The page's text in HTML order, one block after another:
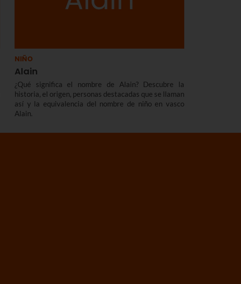
NIÑO
Alain
¿Qué significa el nombre de Alain? Descubre la
historia, el origen, personas destacadas que se llaman
así y la equivalencia del nombre de niño en vasco
Alain.